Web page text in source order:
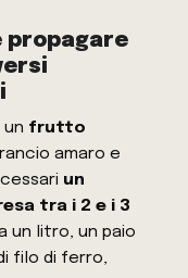
propagare
un frutto
amaro e
un
tra i 2 e i 3
un litro, un paio
filo di ferro,